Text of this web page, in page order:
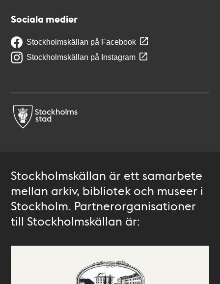
Sociala medier
Stockholmskällan på Facebook
Stockholmskällan på Instagram
Stockholmskällan är ett samarbete
mellan arkiv, bibliotek och museer i
Stockholm. Partnerorganisationer
till Stockholmskällan är: